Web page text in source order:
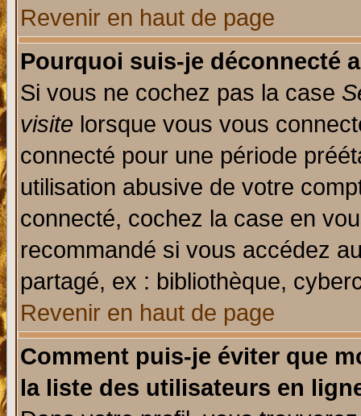
Revenir en haut de page
Pourquoi suis-je déconnecté
Si vous ne cochez pas la case
visite lorsque vous vous
connecté pour une période
utilisation abusive de votre
connecté, cochez la case en
recommandé si vous accédez
partagé, ex : bibliothèque,
Revenir en haut de page
Comment puis-je éviter que
la liste des utilisateurs en